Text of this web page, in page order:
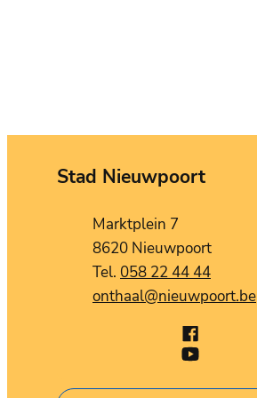
Contact
Stad Nieuwpoort
AdresMarktplein 7
,8620 Nieuwpoort
058 22 44 44
E-mailonthaal@nieuwpoort.be
Stad Nieuwpoort
Stad Nieuwpoort